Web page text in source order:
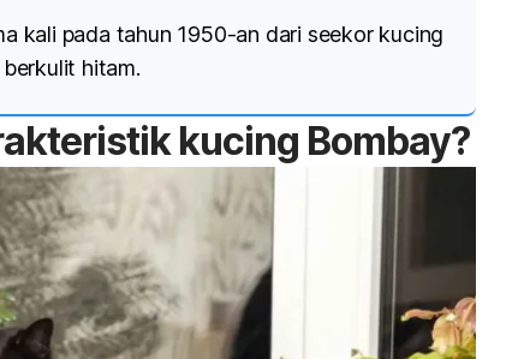
kali pada tahun 1950-an dari seekor kucing
berkulit hitam.
kucing Bombay?